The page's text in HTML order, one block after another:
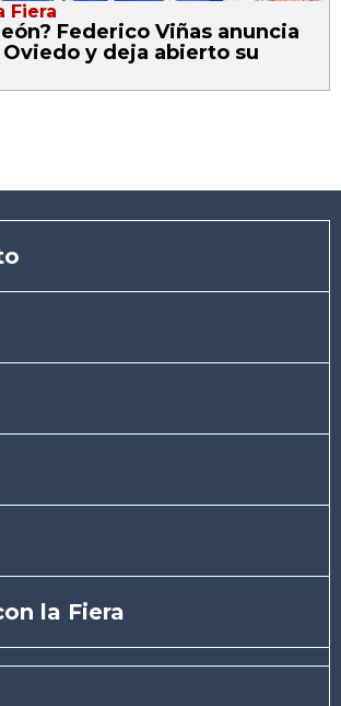
Fiera
Federico Viñas anuncia
y deja abierto su
la Fiera